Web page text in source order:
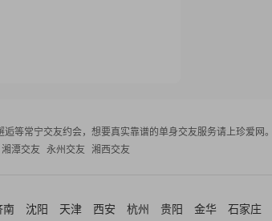
逅等常宁交友约会，想要真实靠谱的单身交友服务请上珍爱网。
湘潭交友 永州交友 湘西交友
南 沈阳 天津 西安 杭州 贵阳 金华 石家庄